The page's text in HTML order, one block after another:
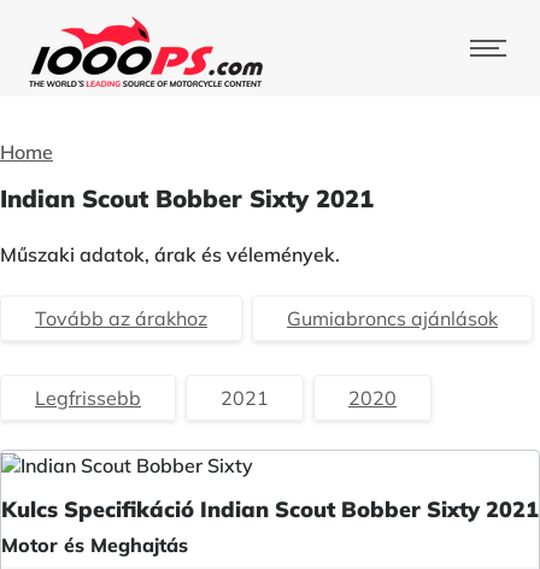
Home
Indian Scout Bobber Sixty 2021
Műszaki adatok, árak és vélemények.
Tovább az árakhoz Gumiabroncs ajánlások
Legfrissebb 2021 2020
Kulcs Specifikáció Indian Scout Bobber Sixty 2021
Motor és Meghajtás